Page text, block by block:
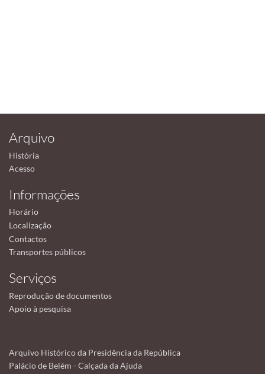
Arquivo
História
Acesso
Informações
Horário
Localização
Contactos
Transportes públicos
Serviços
Reprodução de documentos
Apoio à pesquisa
Arquivo Histórico da Presidência da República
Palácio de Belém - Calçada da Ajuda